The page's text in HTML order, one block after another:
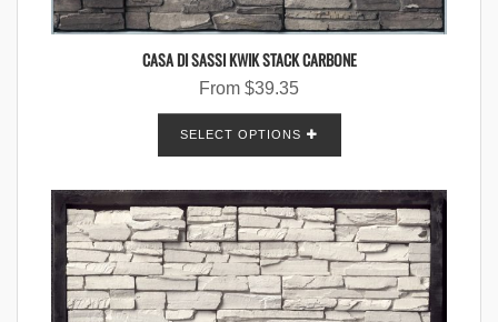
CASA DI SASSI KWIK STACK CARBONE
From $39.35
SELECT OPTIONS